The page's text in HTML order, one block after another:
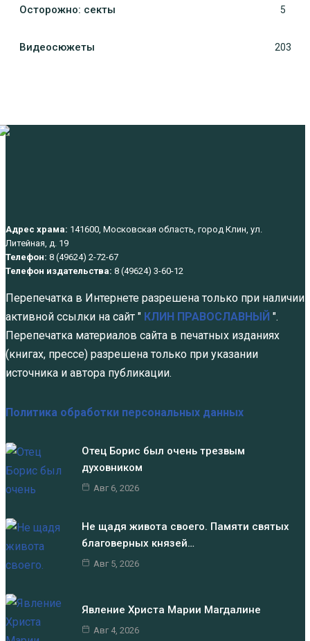
Осторожно: секты 5
Видеосюжеты 203
Адрес храма: 141600, Московская область, город Клин, ул.
Литейная, д. 19
Телефон: 8 (49624) 2-72-67
Телефон издательства: 8 (49624) 3-60-12
Перепечатка в Интернете разрешена только при наличии
активной ссылки на сайт " КЛИН ПРАВОСЛАВНЫЙ ".
Перепечатка материалов сайта в печатных изданиях
(книгах, прессе) разрешена только при указании
источника и автора публикации.
Политика обработки персональных данных
Отец Борис был очень трезвым
духовником
Авг 6, 2026
Не щадя живота своего. Памяти святых
благоверных князей…
Авг 5, 2026
Явление Христа Марии Магдалине
Авг 4, 2026